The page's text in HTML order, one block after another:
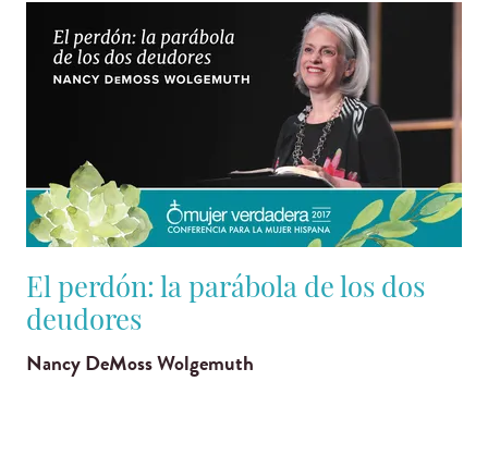
El perdón: la parábola de los dos
deudores
Nancy DeMoss Wolgemuth